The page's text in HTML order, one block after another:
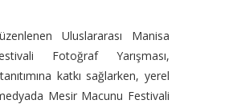
Uluslararası Manisa
Fotoğraf Yarışması,
katkı sağlarken, yerel
Mesir Macunu Festivali